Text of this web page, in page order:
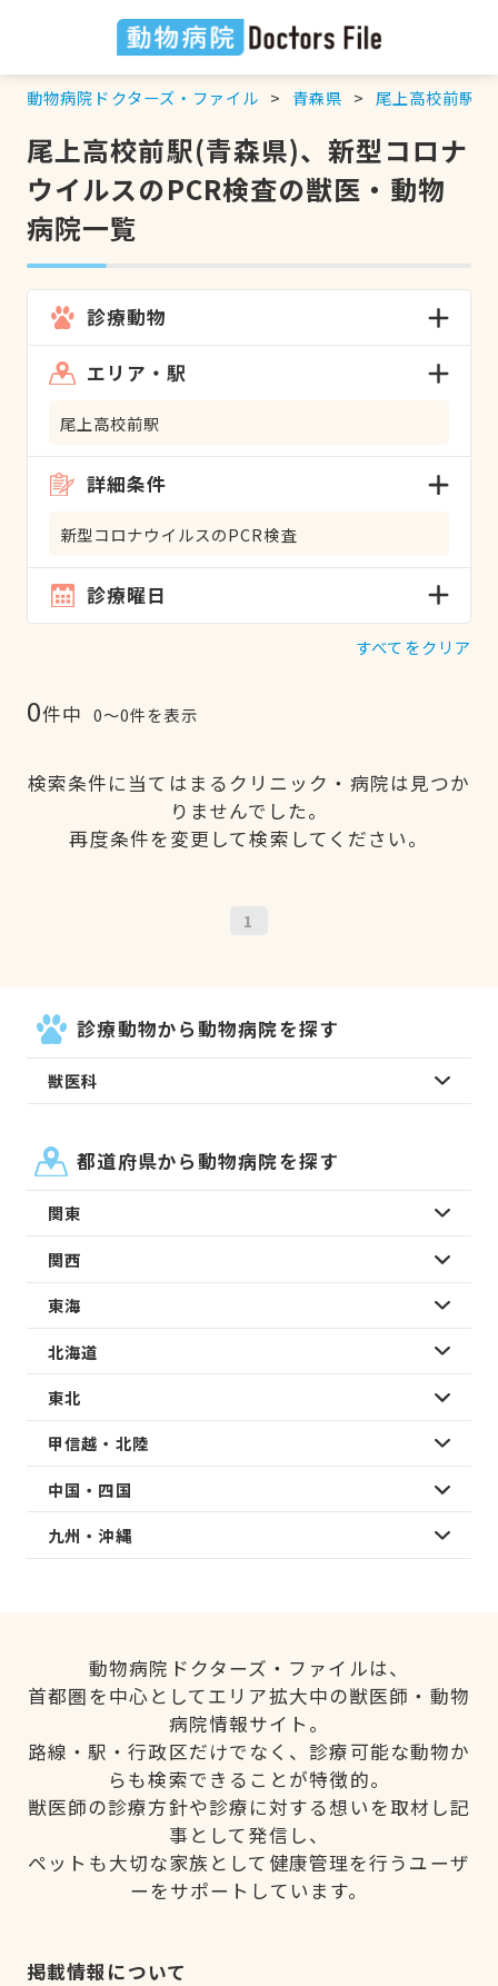
動物病院ドクターズ・ファイル 青森県 尾上高校前駅
尾上高校前駅(青森県)、新型コロナ
ウイルスのPCR検査の獣医・動物
病院一覧
診療動物
エリア・駅
尾上高校前駅
詳細条件
新型コロナウイルスのPCR検査
診療曜日
すべてをクリア
0件中 0〜0件を表示
検索条件に当てはまるクリニック・病院は見つか
りませんでした。
再度条件を変更して検索してください。
1
診療動物から動物病院を探す
獣医科
都道府県から動物病院を探す
関東
関西
東海
北海道
東北
甲信越・北陸
中国・四国
九州・沖縄
動物病院ドクターズ・ファイルは、
首都圏を中心としてエリア拡大中の獣医師・動物
病院情報サイト。
路線・駅・行政区だけでなく、診療可能な動物か
らも検索できることが特徴的。
獣医師の診療方針や診療に対する想いを取材し記
事として発信し、
ペットも大切な家族として健康管理を行うユーザ
ーをサポートしています。
掲載情報について